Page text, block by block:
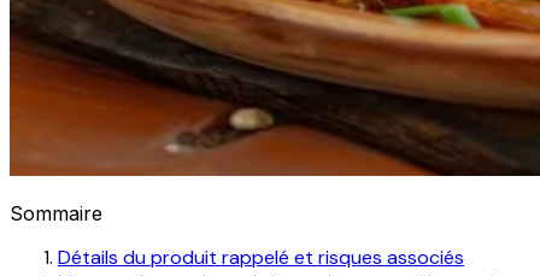
Sommaire
Détails du produit rappelé et risques associés